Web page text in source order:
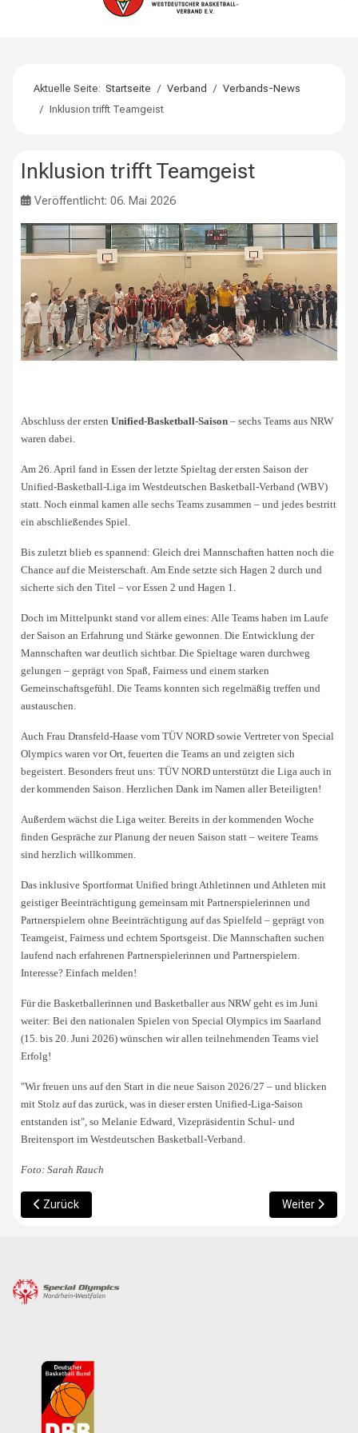
Aktuelle Seite:Startseite Verband
Verbands-News
Inklusion trifft Teamgeist
Inklusion trifft Teamgeist
Veröffentlicht: 06. Mai 2026
Abschluss der erstenUnified-Basketball-Saison – sechs Teams aus NRW
waren dabei.
Am 26. April fand in Essen der letzte Spieltag der ersten Saison der
Unified-Basketball-Liga im Westdeutschen Basketball-Verband (WBV)
statt. Noch einmal kamen alle sechs Teams zusammen – und jedes bestritt
ein abschließendes Spiel.
Bis zuletzt blieb es spannend: Gleich drei Mannschaften hatten noch die
Chance auf die Meisterschaft. Am Ende setzte sich Hagen 2 durch und
sicherte sich den Titel – vor Essen 2 und Hagen 1.
Doch im Mittelpunkt stand vor allem eines: Alle Teams haben im Laufe
der Saison an Erfahrung und Stärke gewonnen. Die Entwicklung der
Mannschaften war deutlich sichtbar. Die Spieltage waren durchweg
gelungen – geprägt von Spaß, Fairness und einem starken
Gemeinschaftsgefühl. Die Teams konnten sich regelmäßig treffen und
austauschen.
Auch Frau Dransfeld-Haase vom TÜV NORD sowie Vertreter von Special
Olympics waren vor Ort, feuerten die Teams an und zeigten sich
begeistert. Besonders freut uns: TÜV NORD unterstützt die Liga auch in
der kommenden Saison. Herzlichen Dank im Namen aller Beteiligten!
Außerdem wächst die Liga weiter. Bereits in der kommenden Woche
finden Gespräche zur Planung der neuen Saison statt – weitere Teams
sind herzlich willkommen.
Das inklusive Sportformat Unified bringt Athletinnen und Athleten mit
geistiger Beeinträchtigung gemeinsam mit Partnerspielerinnen und
Partnerspielern ohne Beeinträchtigung auf das Spielfeld – geprägt von
Teamgeist, Fairness und echtem Sportsgeist. Die Mannschaften suchen
laufend nach erfahrenen Partnerspielerinnen und Partnerspielern.
Interesse? Einfach melden!
Für die Basketballerinnen und Basketballer aus NRW geht es im Juni
weiter: Bei den nationalen Spielen von Special Olympics im Saarland
(15. bis 20. Juni 2026) wünschen wir allen teilnehmenden Teams viel
Erfolg!
"Wir freuen uns auf den Start in die neue Saison 2026/27 – und blicken
mit Stolz auf das zurück, was in dieser ersten Unified-Liga-Saison
entstanden ist", so Melanie Edward, Vizepräsidentin Schul- und
Breitensport im Westdeutschen Basketball-Verband.
Foto: Sarah Rauch
Vorheriger Beitrag: Wanted: BFDler*innen
Zurück Nächster
Weiter